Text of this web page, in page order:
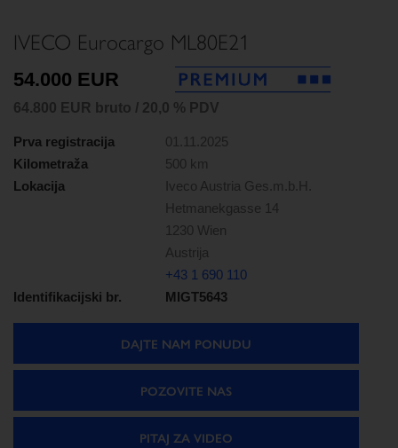
IVECO Eurocargo ML80E21
54.000 EUR
64.800 EUR bruto / 20,0 % PDV
Prva registracija
01.11.2025
Kilometraža
500 km
Lokacija
Iveco Austria Ges.m.b.H.
Hetmanekgasse 14
1230 Wien
Austrija
+43 1 690 110
Identifikacijski br.
MIGT5643
DAJTE NAM PONUDU
POZOVITE NAS
PITAJ ZA VIDEO